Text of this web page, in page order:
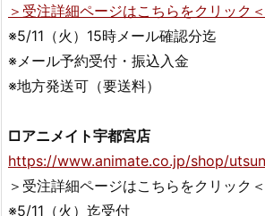
＞受注詳細ページはこちらをクリック＜
※5/11（火）15時メール確認分迄
※メール予約受付・振込入金
※地方発送可（要送料）
□アニメイト宇都宮店
https://www.animate.co.jp/shop/
＞受注詳細ページはこちらをクリック＜
※5/11（火）迄受付